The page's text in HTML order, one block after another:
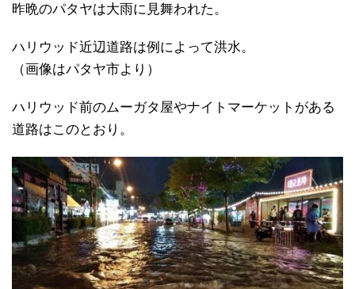
昨晩のパタヤは大雨に見舞われた。
ハリウッド近辺道路は例によって洪水。
（画像はパタヤ市より）
ハリウッド前のムーガタ屋やナイトマーケットがある
道路はこのとおり。